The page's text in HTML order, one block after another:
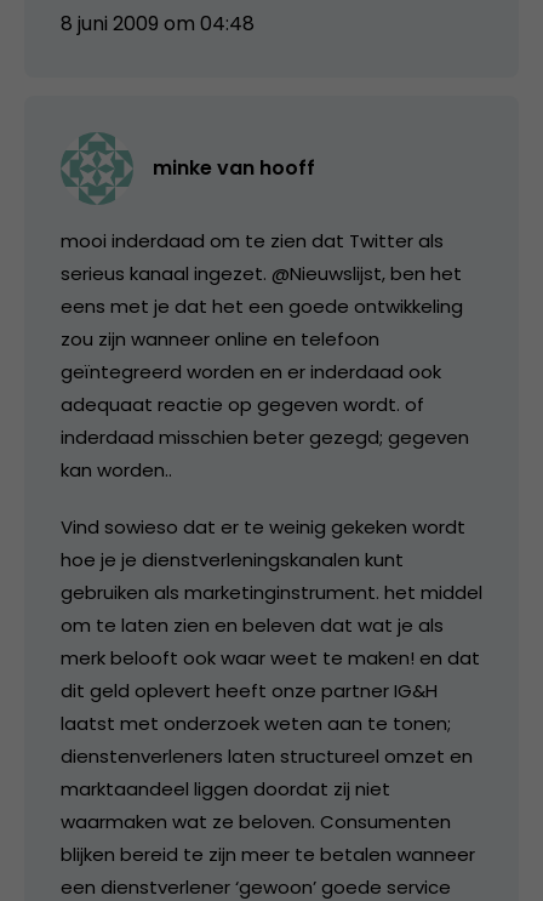
8 juni 2009 om 04:48
minke van hooff
mooi inderdaad om te zien dat Twitter als
serieus kanaal ingezet. @Nieuwslijst, ben het
eens met je dat het een goede ontwikkeling
zou zijn wanneer online en telefoon
geïntegreerd worden en er inderdaad ook
adequaat reactie op gegeven wordt. of
inderdaad misschien beter gezegd; gegeven
kan worden..
Vind sowieso dat er te weinig gekeken wordt
hoe je je dienstverleningskanalen kunt
gebruiken als marketinginstrument. het middel
om te laten zien en beleven dat wat je als
merk belooft ook waar weet te maken! en dat
dit geld oplevert heeft onze partner IG&H
laatst met onderzoek weten aan te tonen;
dienstenverleners laten structureel omzet en
marktaandeel liggen doordat zij niet
waarmaken wat ze beloven. Consumenten
blijken bereid te zijn meer te betalen wanneer
een dienstverlener ‘gewoon’ goede service